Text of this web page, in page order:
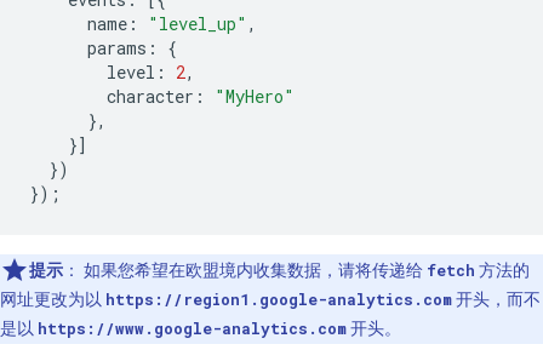
name : "level_up" ,
params :
{
level : 2,
character :
"MyHero"
},
}]
})
});
提示 ： 如果您希望在欧盟境内收集数据，请将传递给 fetch 方法的
网址更改为以 https://region1.google-analytics.com开头，而不
是以 https://www.google-analytics.com开头。